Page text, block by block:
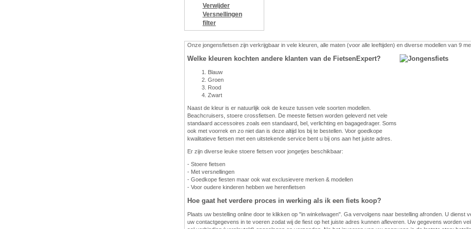
Verwijder
Versnellingen
filter
Onze jongensfietsen zijn verkrijgbaar in vele kleuren, alle maten (voor alle leeftijden) en diverse modellen van 9
Welke kleuren kochten andere klanten van de FietsenExpert?
Blauw
Groen
Rood
Zwart
Naast de kleur is er natuurlijk ook de keuze tussen vele soorten modellen.
Beachcruisers, stoere crossfietsen. De meeste fietsen worden geleverd net vele
standaard accessoires zoals een standaard, bel, verlichting en bagagedrager. Soms
ook met voorrek en zo niet dan is deze altijd los bij te bestellen. Voor goedkope
kwalitatieve fietsen met een uitstekende service bent u bij ons aan het juiste adres.
Er zijn diverse leuke stoere fietsen voor jongetjes beschikbaar:
- Stoere fietsen
- Met versnellingen
- Goedkope fiesten maar ook wat exclusievere merken & modellen
- Voor oudere kinderen hebben we herenfietsen
Hoe gaat het verdere proces in werking als ik een fiets koop?
Plaats uw bestelling online door te klikken op "in winkelwagen". Ga vervolgens naar bestelling afronden. U dienst
uw contactgegevens in te voeren zodat wij de fiest op het juiste adres kunnen afleveren. Uw gegevens worden